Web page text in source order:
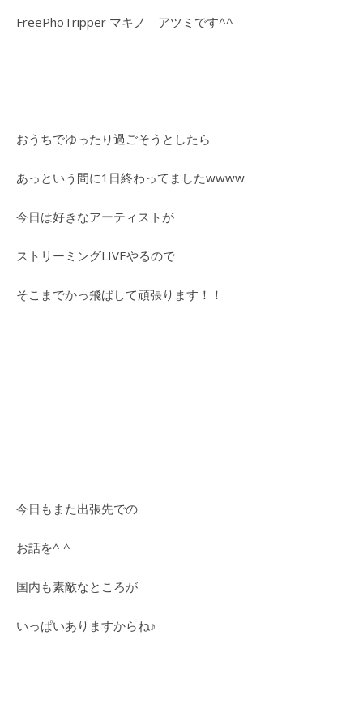
FreePhoTripper マキノ アツミです^^
おうちでゆったり過ごそうとしたら
あっという間に1日終わってましたwwww
今日は好きなアーティストが
ストリーミングLIVEやるので
そこまでかっ飛ばして頑張ります！！
今日もまた出張先での
お話を^ ^
国内も素敵なところが
いっぱいありますからね♪